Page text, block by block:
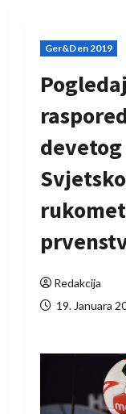
Ger&Den 2019
devetog
Redakcija
19. Januara